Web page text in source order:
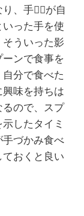
り、手✋🏻が自
った手を使
ういった影
ンで食事を
分で食べた
味を持ちは
るので、スプ
したタイミ
づかみ食べ
おくと良い